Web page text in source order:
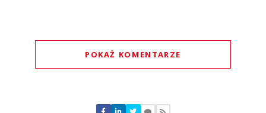
POKAŻ KOMENTARZE
Nie znaleziono komentarzy